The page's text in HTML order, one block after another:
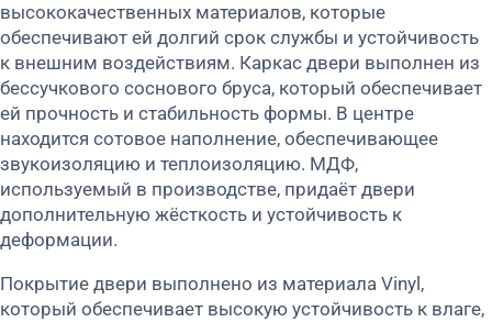
высококачественных материалов, которые
обеспечивают ей долгий срок службы и устойчивость
к внешним воздействиям. Каркас двери выполнен из
бессучкового соснового бруса, который обеспечивает
ей прочность и стабильность формы. В центре
находится сотовое наполнение, обеспечивающее
звукоизоляцию и теплоизоляцию. МДФ,
используемый в производстве, придаёт двери
дополнительную жёсткость и устойчивость к
деформации.
Покрытие двери выполнено из материала Vinyl,
который обеспечивает высокую устойчивость к влаге,